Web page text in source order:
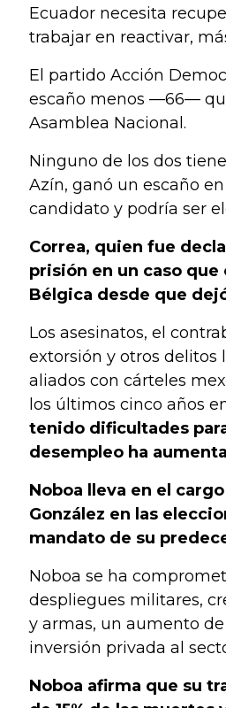
Ecuador necesita
trabajar en reactivar,
El partido Acción
escaño menos —66—
Asamblea Nacional.
Ninguno de los dos
Azín, ganó un escaño
candidato y podría ser
Correa, quien fue
prisión en un caso
Bélgica desde que
Los asesinatos, el
extorsión y otros delitos
aliados con cárteles
los últimos cinco años
tenido dificultades
desempleo ha
Noboa lleva en el
González en las
mandato de su
Noboa se ha
despliegues militares,
y armas, un aumento
inversión privada al
Noboa afirma que su